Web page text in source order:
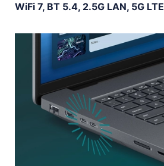
WiFi 7, BT 5.4, 2.5G LAN, 5G LTE